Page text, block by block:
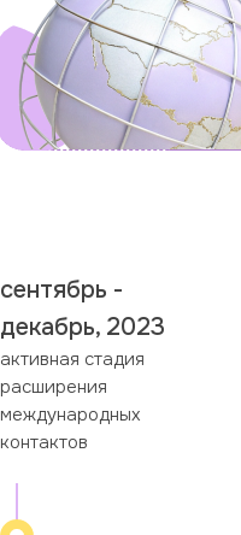
сентябрь -
декабрь, 2023
активная стадия
расширения
международных
контактов